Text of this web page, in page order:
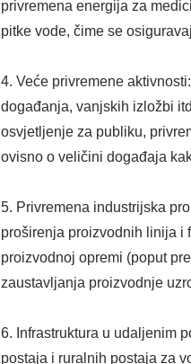
privremena energija za
pitke vode, čime se
4. Veće privremene
događanja, vanjskih izložbi
osvjetljenje za publiku,
ovisno o veličini događaja
5. Privremena industrijska
proširenja proizvodnih linija i
proizvodnoj opremi (poput
zaustavljanja proizvodnje
6. Infrastruktura u udaljenim
postaja i ruralnih postaja za